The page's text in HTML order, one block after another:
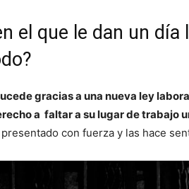
el que le dan un
gracias a una nueva ley
a faltar a su lugar de trabajo
con fuerza y las hace